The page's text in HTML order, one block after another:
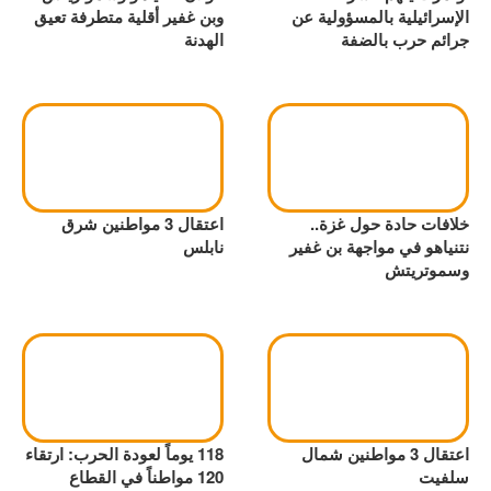
الإسرائيلية بالمسؤولية عن
جرائم حرب بالضفة
وبن غفير أقلية متطرفة تعيق
الهدنة
خلافات حادة حول غزة..
نتنياهو في مواجهة بن غفير
وسموتريتش
اعتقال 3 مواطنين شرق
نابلس
اعتقال 3 مواطنين شمال
سلفيت
118 يوماً لعودة الحرب: ارتقاء
120 مواطناً في القطاع